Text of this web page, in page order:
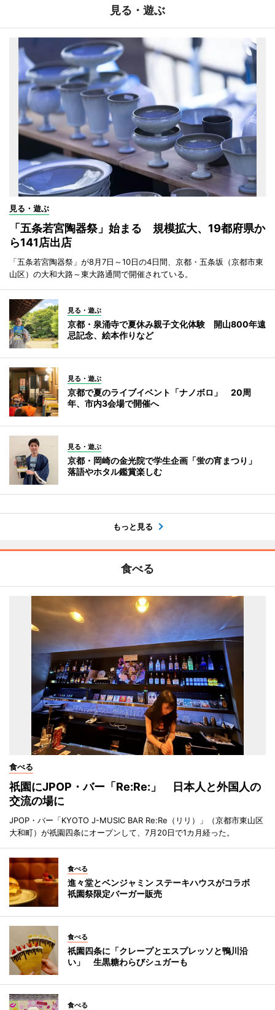
見る・遊ぶ
見る・遊ぶ
「五条若宮陶器祭」始まる 規模拡大、19都府県か
ら141店出店
「五条若宮陶器祭」が8月7日～10日の4日間、京都・五条坂（京都市東
山区）の大和大路～東大路通間で開催されている。
見る・遊ぶ
京都・泉涌寺で夏休み親子文化体験 開山800年遠
忌記念、絵本作りなど
見る・遊ぶ
京都で夏のライブイベント「ナノボロ」 20周
年、市内3会場で開催へ
見る・遊ぶ
京都・岡崎の金光院で学生企画「蛍の宵まつり」
落語やホタル鑑賞楽しむ
もっと見る
食べる
食べる
祇園にJPOP・バー「Re:Re:」 日本人と外国人の
交流の場に
JPOP・バー「KYOTO J-MUSIC BAR Re:Re（リリ）」（京都市東山区
大和町）が祇園四条にオープンして、7月20日で1カ月経った。
食べる
進々堂とベンジャミン ステーキハウスがコラボ
祇園祭限定バーガー販売
食べる
祇園四条に「クレープとエスプレッソと鴨川沿
い」 生黒糖わらびシュガーも
食べる